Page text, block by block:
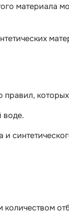
материала
правил,
воде.